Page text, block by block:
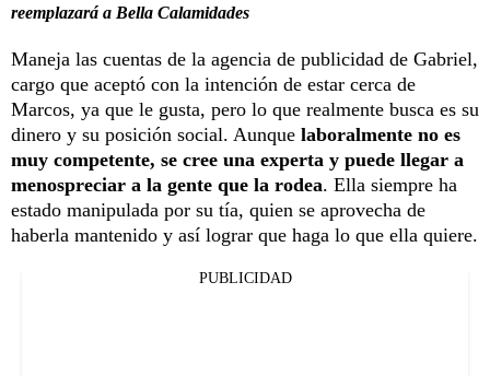
reemplazará a Bella Calamidades
Maneja las cuentas de la agencia de publicidad de Gabriel,
cargo que aceptó con la intención de estar cerca de
Marcos, ya que le gusta, pero lo que realmente busca es su
dinero y su posición social. Aunque laboralmente no es
muy competente, se cree una experta y puede llegar a
menospreciar a la gente que la rodea. Ella siempre ha
estado manipulada por su tía, quien se aprovecha de
haberla mantenido y así lograr que haga lo que ella quiere.
PUBLICIDAD